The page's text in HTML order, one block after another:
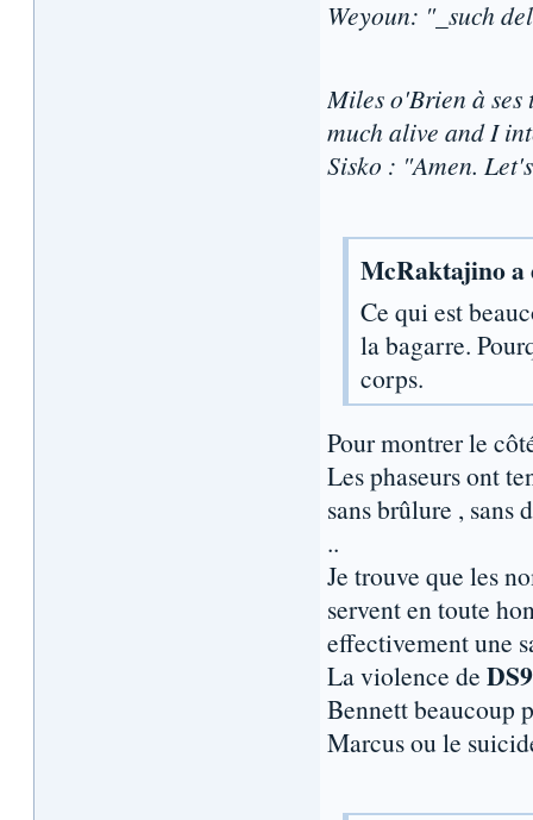
Weyoun: "_such
Miles o'Brien à
much alive and I
Sisko : "Amen.
McRaktajino
Ce qui est
la bagarre.
corps.
Pour montrer le
Les phaseurs ont
sans brûlure , sans
..
Je trouve que les
servent en toute
effectivement une
La violence de DS9
Bennett beaucoup
Marcus ou le